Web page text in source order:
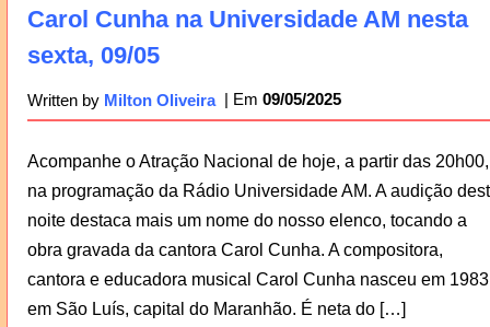
Carol Cunha na Universidade AM nesta
sexta, 09/05
Written by Milton Oliveira 09/05/2025
Acompanhe o Atração Nacional de hoje, a partir das 20h00,
na programação da Rádio Universidade AM. A audição
noite destaca mais um nome do nosso elenco, tocando a
obra gravada da cantora Carol Cunha. A compositora,
cantora e educadora musical Carol Cunha nasceu em
em São Luís, capital do Maranhão. É neta do […]